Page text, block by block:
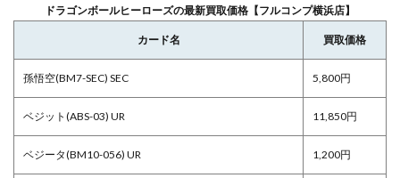
ドラゴンボールヒーローズの最新買取価格【フルコンプ横浜店】
カード名 買取価格
孫悟空(BM7-SEC) SEC 5,800円
ベジット(ABS-03) UR 11,850円
ベジータ(BM10-056) UR 1,200円